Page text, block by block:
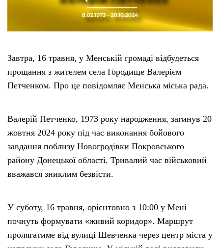
Завтра, 16 травня, у Менській громаді відбудеться
прощання з жителем села Городище Валерієм
Петченком. Про це повідомляє Менська міська рада.
Валерій Петченко, 1973 року народження, загинув 20
жовтня 2024 року під час виконання бойового
завдання поблизу Новогродівки Покровського
району Донецької області. Тривалий час військовий
вважався зниклим безвісти.
У суботу, 16 травня, орієнтовно з 10:00 у Мені
почнуть формувати «живий коридор». Маршрут
пролягатиме від вулиці Шевченка через центр міста у